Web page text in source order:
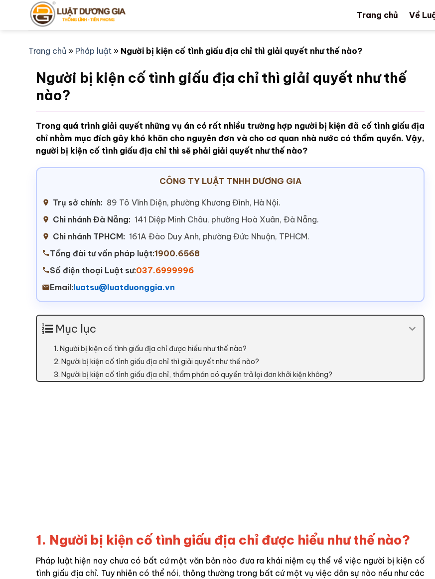
Trang chủ Về
Trang chủ » Pháp luật » Người bị kiện cố tình giấu địa chỉ thì giải quyết như thế nào?
Người bị kiện cố tình giấu địa chỉ thì giải quyết như thế
nào?
Trong quá trình giải quyết những vụ án có rất nhiều trường hợp người bị kiện đã cố tình giấu địa
chỉ nhằm mục đích gây khó khăn cho nguyên đơn và cho cơ quan nhà nước có thẩm quyền. Vậy,
người bị kiện cố tình giấu địa chỉ thì sẽ phải giải quyết như thế nào?
CÔNG TY LUẬT TNHH DƯƠNG GIA
Trụ sở chính: 89 Tô Vĩnh Diện, phường Khương Đình, Hà Nội.
Chi nhánh Đà Nẵng: 141 Diệp Minh Châu, phường Hoà Xuân, Đà Nẵng.
Chi nhánh TPHCM: 161A Đào Duy Anh, phường Đức Nhuận, TPHCM.
Tổng đài tư vấn pháp luật:1900.6568
Số điện thoại Luật sư:037.6999996
Email: luatsu@luatduonggia.vn
Mục lục
1. Người bị kiện cố tình giấu địa chỉ được hiểu như thế nào?
2. Người bị kiện cố tình giấu địa chỉ thì giải quyết như thế nào?
3. Người bị kiện cố tình giấu địa chỉ, thẩm phán có quyền trả lại đơn khởi kiện không?
1. Người bị kiện cố tình giấu địa chỉ được hiểu như thế nào?
Pháp luật hiện nay chưa có bất cứ một văn bản nào đưa ra khái niệm cụ thể về việc người bị kiện cố
tình giấu địa chỉ. Tuy nhiên có thể nói, thông thường trong bất cứ một vụ việc dân sự nào nếu như các